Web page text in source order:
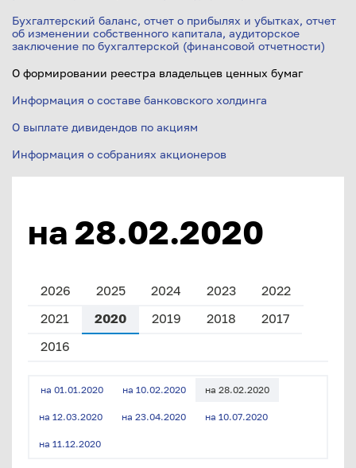
Бухгалтерский баланс, отчет о прибылях и убытках, отчет
об изменении собственного капитала, аудиторское
заключение по бухгалтерской (финансовой отчетности)
О формировании реестра владельцев ценных бумаг
Информация о составе банковского холдинга
О выплате дивидендов по акциям
Информация о собраниях акционеров
на 28.02.2020
2026 2025 2024 2023
2022
2021
2020 2019 2018
2017
2016
на 01.01.2020 на 10.02.2020 на 28.02.2020
на 12.03.2020 на 23.04.2020 на 10.07.2020
на 11.12.2020